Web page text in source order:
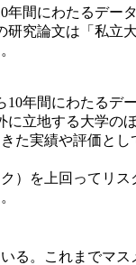
間にわたるデ
究論文は「私
年間にわたるデ
立地する大学の
た実績や評価と
を上回ってリ
。これまでマ